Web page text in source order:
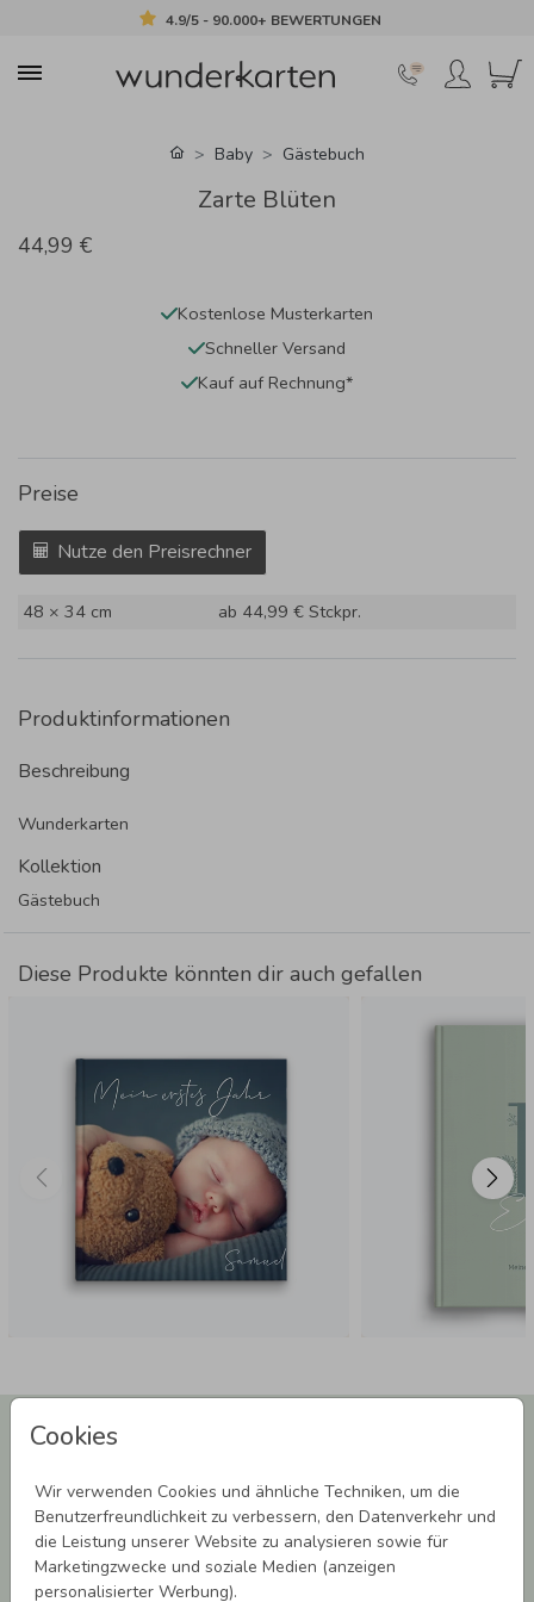
4.9/5 - 90.000+ BEWERTUNGEN
Cookies
Wir verwenden Cookies und ähnliche Techniken, um die
Benutzerfreundlichkeit zu verbessern, den Datenverkehr und
die Leistung unserer Website zu analysieren sowie für
Marketingzwecke und soziale Medien (anzeigen
personalisierter Werbung).
Baby Gästebuch
Zarte Blüten
44,99 €
Kostenlose Musterkarten
Schneller Versand
Kauf auf Rechnung*
Preise
Nutze den Preisrechner
48 × 34 cm ab 44,99 € Stckpr.
Produktinformationen
Beschreibung
Wunderkarten
Kollektion
Gästebuch
Diese Produkte könnten dir auch gefallen
Newsletter abonnieren und 5,00 € Rabatt**
sichern!
Melde Dich zu unserem Newsletter an und bleibe auf dem
Laufenden.